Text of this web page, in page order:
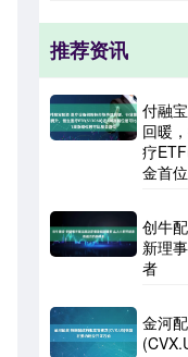
推荐资讯
付融
回暖
疗
金首位
创牛
新理
者
金河